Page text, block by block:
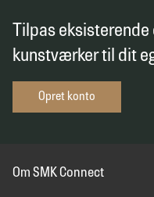
Tilpas
kunstværker til dit
Opret konto
Om SMK Connect